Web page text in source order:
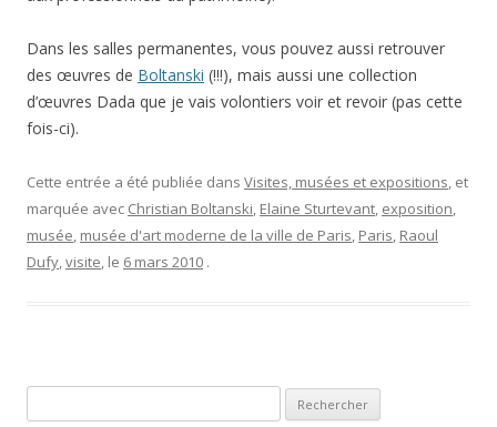
Dans les salles permanentes, vous pouvez aussi retrouver
des œuvres de Boltanski (!!!), mais aussi une collection
d’œuvres Dada que je vais volontiers voir et revoir (pas cette
fois-ci).
Cette entrée a été publiée dans Visites, musées et expositions, et
marquée avec Christian Boltanski, Elaine Sturtevant, exposition,
musée, musée d'art moderne de la ville de Paris, Paris, Raoul
Dufy,visite, le 6 mars 2010 .